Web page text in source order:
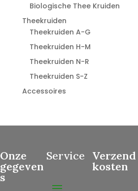
Biologische Thee Kruiden
Theekruiden
Theekruiden A-G
Theekruiden H-M
Theekruiden N-R
Theekruiden S-Z
Accessoires
Onze
gegeven
s
Service Verzend
kosten